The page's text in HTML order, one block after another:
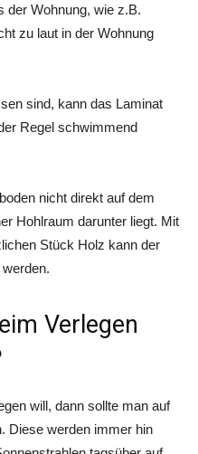
der Wohnung, wie z.B.
zu laut in der Wohnung
sind, kann das Laminat
Regel schwimmend
nicht direkt auf dem
Hohlraum darunter liegt. Mit
Stück Holz kann der
Verlegen
will, dann sollte man auf
Diese werden immer hin